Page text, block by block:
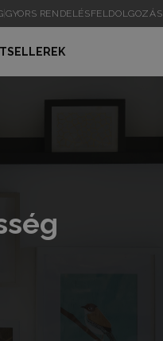
|GYORS RENDELÉSFELDOLGOZÁS